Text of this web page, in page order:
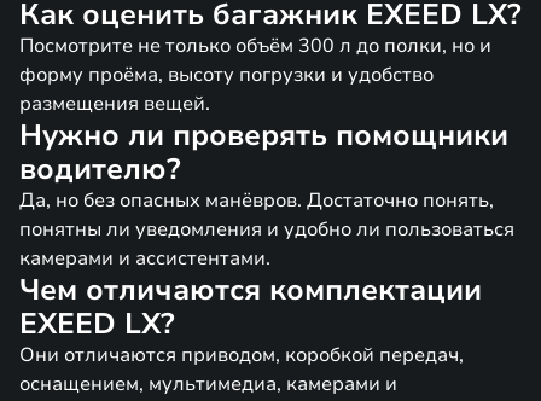
Как оценить багажник EXEED LX?
Посмотрите не только объём 300 л до полки, но и
форму проёма, высоту погрузки и удобство
размещения вещей.
Нужно ли проверять помощники
водителю?
Да, но без опасных манёвров. Достаточно понять,
понятны ли уведомления и удобно ли пользоваться
камерами и ассистентами.
Чем отличаются комплектации
EXEED LX?
Они отличаются приводом, коробкой передач,
оснащением, мультимедиа, камерами и